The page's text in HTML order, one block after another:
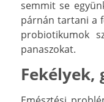
semmit se
párnán tartani a
probiotikumok
panaszokat.
Fekélyek,